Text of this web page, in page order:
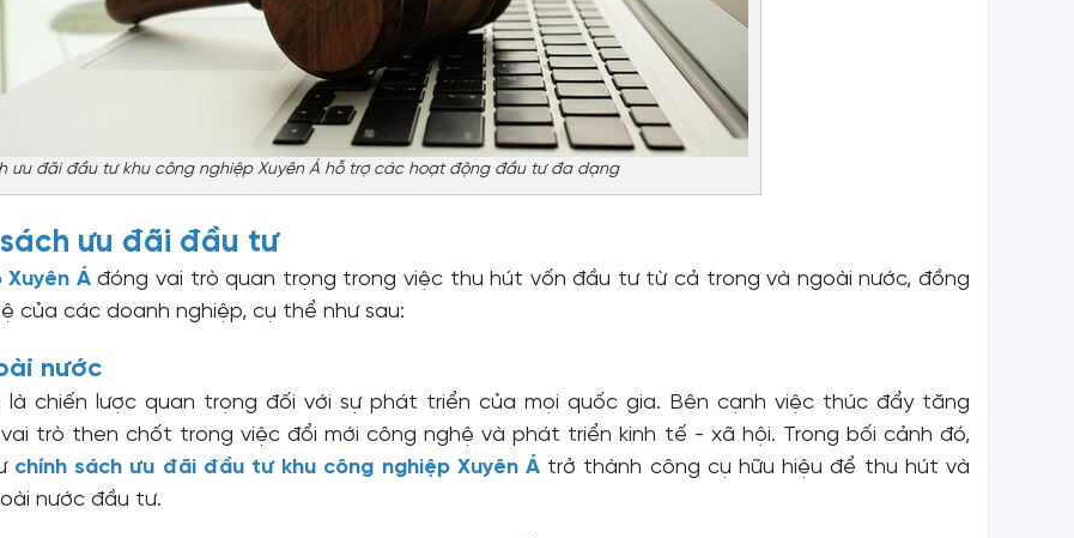
ưu đãi đầu tư khu công nghiệp Xuyên Á hỗ trợ các hoạt động đầu tư đa dạng
ưu đãi đầu tư
Áđóng vai trò quan trọng trong việc thu hút vốn đầu tư từ cả trong và ngoài nước, đồng
của các doanh nghiệp, cụ thể như sau:
nước
chiến lược quan trọng đối với sự phát triển của mọi quốc gia. Bên cạnh việc thúc đẩy tăng
trò then chốt trong việc đổi mới công nghệ và phát triển kinh tế - xã hội. Trong bối cảnh đó,
chính sách ưu đãi đầu tư khu công nghiệp Xuyên Á trở thành công cụ hữu hiệu để thu hút và
nước đầu tư.